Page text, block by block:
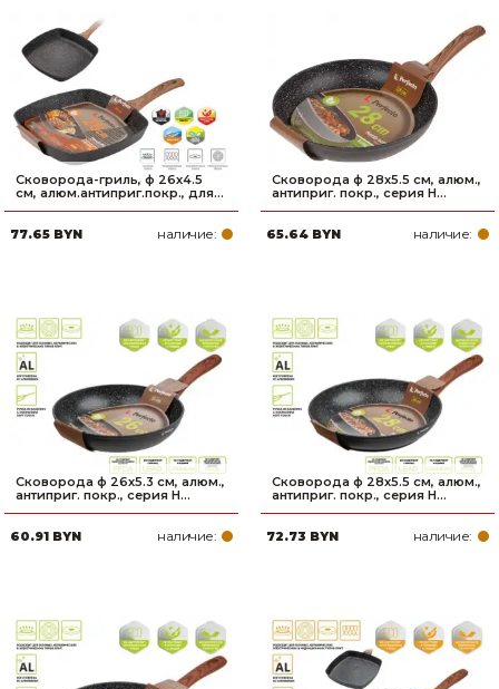
Сковорода-гриль, ф 26х4.5
см, алюм.антиприг.покр., для...
77.65 BYN наличие:
Сковорода ф 28х5.5 см, алюм.,
антиприг. покр., серия H...
65.64 BYN наличие:
Сковорода ф 26х5.3 см, алюм.,
антиприг. покр., серия H...
60.91 BYN наличие:
Сковорода ф 28х5.5 см, алюм.,
антиприг. покр., серия H...
72.73 BYN наличие: